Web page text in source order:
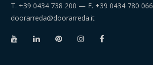
T. +39 0434 738 200 — F. +39 0434 780 066
doorarreda@doorarreda.it